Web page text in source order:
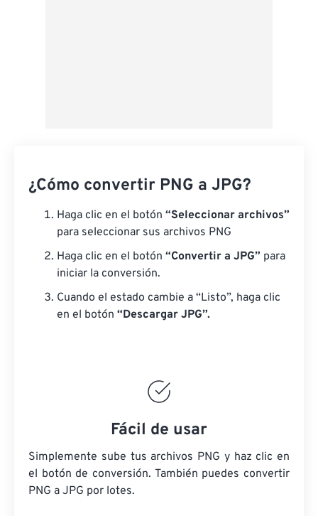
¿Cómo convertir PNG a JPG?
Haga clic en el botón “Seleccionar archivos”
para seleccionar sus archivos PNG
Haga clic en el botón “Convertir a JPG” para
iniciar la conversión.
Cuando el estado cambie a “Listo”, haga clic
en el botón “Descargar JPG”.
Fácil de usar
Simplemente sube tus archivos PNG y haz clic en
el botón de conversión. También puedes convertir
PNG a JPG por lotes.